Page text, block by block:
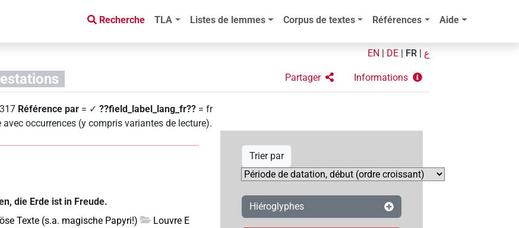
Recherche TLA Listes de lemmes Corpus de textes Références Aide
EN DE FR ع
Partager Informations
Référence par = ✓ ??field_label_lang_fr?? = fr
avec occurrences (y compris variantes de lecture).
die Erde ist in Freude.
Texte (s.a. magische Papyri!)
Louvre E
Trier par
Hiéroglyphes